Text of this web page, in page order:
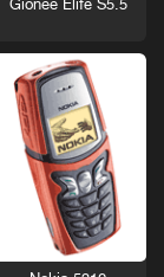
Gionee Elife S5.5